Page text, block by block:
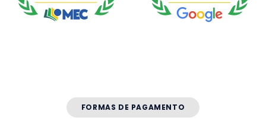
FORMAS DE PAGAMENTO